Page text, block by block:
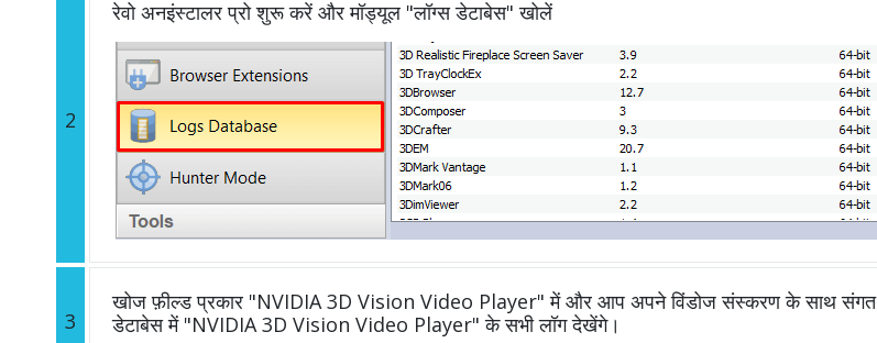
2
रेवो अनइंस्टालर प्रो शुरू करें और मॉड्यूल "लॉग्स डेटाबेस" खोलें
3
खोज फ़ील्ड प्रकार "NVIDIA 3D Vision Video Player" में और आप अपने विंडोज संस्करण के साथ संगत
डेटाबेस में "NVIDIA 3D Vision Video Player" के सभी लॉग देखेंगे।